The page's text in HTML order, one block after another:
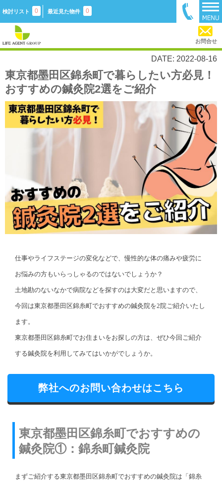
検討リスト 0 最近見た物件 0
お問合せ
DATE: 2022-08-16
東京都墨田区錦糸町で暮らしたい方必見！
おすすめの鍼灸院2選をご紹介
仕事やライフステージの変化などで、慢性的な体の痛みや疲労に
お悩みの方もいらっしゃるのではないでしょうか？
土地勘のないなかで病院などを探すのは大変だと思いますので、
今回は東京都墨田区錦糸町でおすすめの鍼灸院を2院ご紹介いたし
ます。
東京都墨田区錦糸町でお住まいをお探しの方は、ぜひ今回ご紹介
する鍼灸院を利用してみてはいかがでしょうか。
弊社へのお問い合わせはこちら
東京都墨田区錦糸町でおすすめの
鍼灸院①：錦糸町鍼灸院
まずご紹介する東京都墨田区錦糸町でおすすめの鍼灸院は「錦糸